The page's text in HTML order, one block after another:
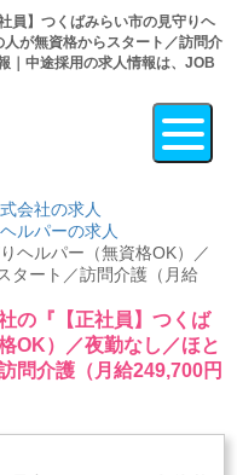
員】つくばみらい市の見守りヘ
が無資格からスタート／訪問介
｜中途採用の求人情報は、JOB
会社の求人
ルパーの求人
ヘルパー（無資格OK）／
タート／訪問介護（月給
の『【正社員】つくば
OK）／夜勤なし／ほと
問介護（月給249,700円